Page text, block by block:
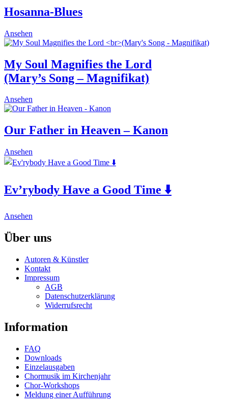
chosen
on
product
page
multiple
variants.
options
may
chosen
on
the
page
Hosanna-Blues
Ansehen
My Soul Magnifies the Lord
(Mary’s Song – Magnifikat)
Ansehen
product
multiple
variants.
options
may
on
page
Our Father in Heaven – Kanon
Ansehen
product
has
variants.
The
on
product
page
Ev’rybody Have a Good Time ⬇️
Ansehen
multiple
The
options
may
be
chosen
on
product
Über uns
Autoren & Künstler
Kontakt
Impressum
AGB
Datenschutzerklärung
Widerrufsrecht
Information
FAQ
Downloads
Einzelausgaben
Chormusik im Kirchenjahr
Chor-Workshops
Meldung einer Aufführung